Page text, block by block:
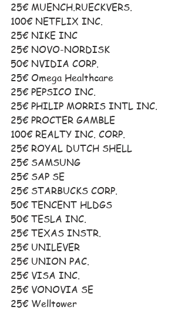
25€ MUENCH.RUECKVERS.
100€ NETFLIX INC.
25€ NIKE INC
25€ NOVO-NORDISK
50€ NVIDIA CORP.
25€ Omega Healthcare
25€ PEPSICO INC.
25€ PHILIP MORRIS INTL INC.
25€ PROCTER GAMBLE
100€ REALTY INC. CORP.
25€ ROYAL DUTCH SHELL
25€ SAMSUNG
25€ SAP SE
25€ STARBUCKS CORP.
50€ TENCENT HLDGS
50€ TESLA INC.
25€ TEXAS INSTR.
25€ UNILEVER
25€ UNION PAC.
25€ VISA INC.
25€ VONOVIA SE
25€ Welltower